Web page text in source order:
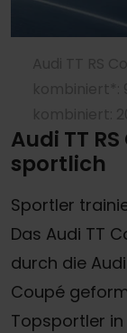
Audi TT
sportlich
Sportler
Das Audi TT
durch die
Coupé
Topsportler